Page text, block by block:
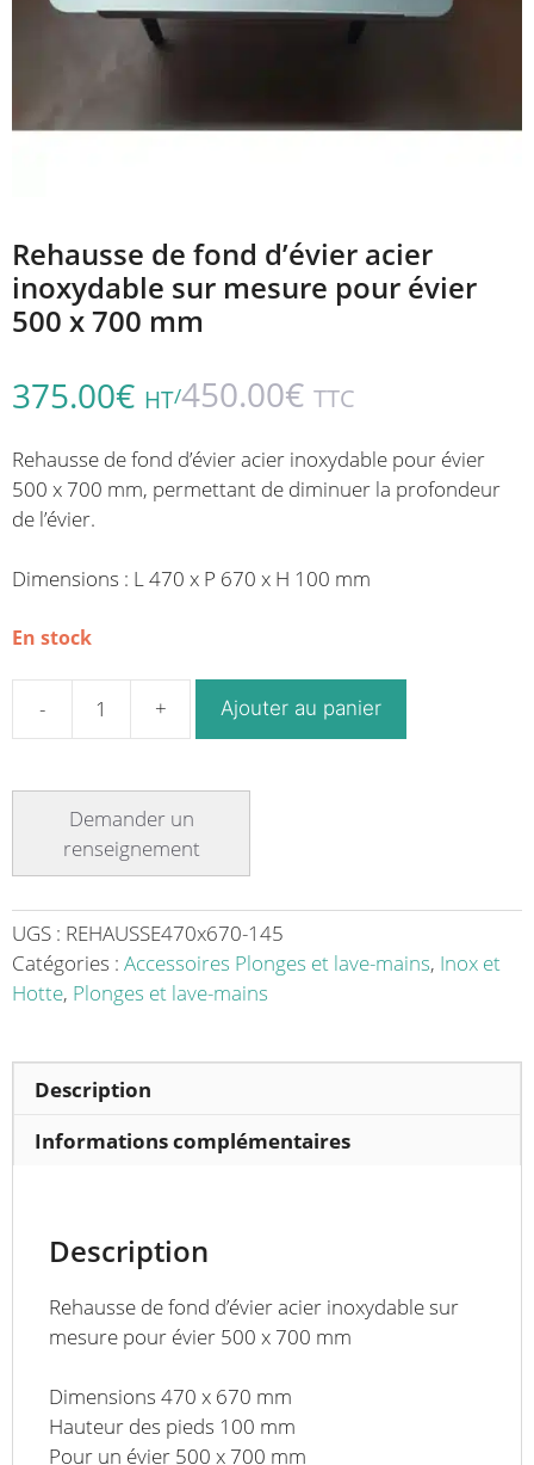
Rehausse de fond d’évier acier
inoxydable sur mesure pour évier
500 x 700 mm
375.00€ HT/450.00€ TTC
Rehausse de fond d’évier acier inoxydable pour évier
500 x 700 mm, permettant de diminuer la profondeur
de l’évier.
Dimensions : L 470 x P 670 x H 100 mm
En stock
quantité
de
fond
d’évier
inoxydable
sur
mesure
700
Ajouter au panier
UGS : REHAUSSE470x670-145
Catégories : Accessoires Plonges et lave-mains, Inox et
Hotte, Plonges et lave-mains
Description
Informations complémentaires
Description
Rehausse de fond d’évier acier inoxydable sur
mesure pour évier 500 x 700 mm
Dimensions 470 x 670 mm
Hauteur des pieds 100 mm
Pour un évier 500 x 700 mm